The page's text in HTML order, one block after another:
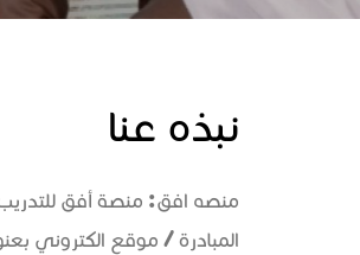
نبذه عنا
منصه افق: منصة أفق
المبادرة / موقع الكتروني